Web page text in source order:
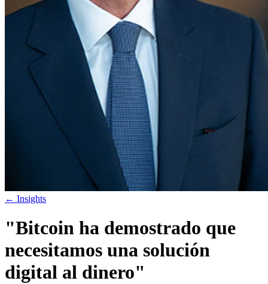
← Insights
"Bitcoin ha demostrado que
necesitamos una solución
digital al dinero"